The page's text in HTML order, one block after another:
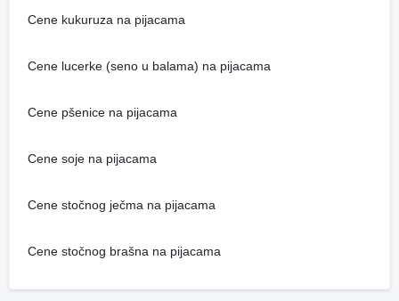
Cene kukuruza na pijacama
Cene lucerke (seno u balama) na pijacama
Cene pšenice na pijacama
Cene soje na pijacama
Cene stočnog ječma na pijacama
Cene stočnog brašna na pijacama